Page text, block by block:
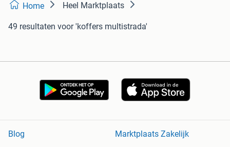
Home Heel Marktplaats
49 resultaten voor 'koffers multistrada'
Blog
Marktplaats Zakelijk